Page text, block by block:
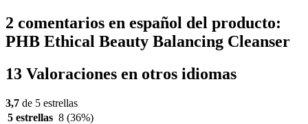
2 comentarios en español del producto:
PHB Ethical Beauty Balancing Cleanser
13 Valoraciones en otros idiomas
3,7 de 5 estrellas
5 estrellas 8 (36%)